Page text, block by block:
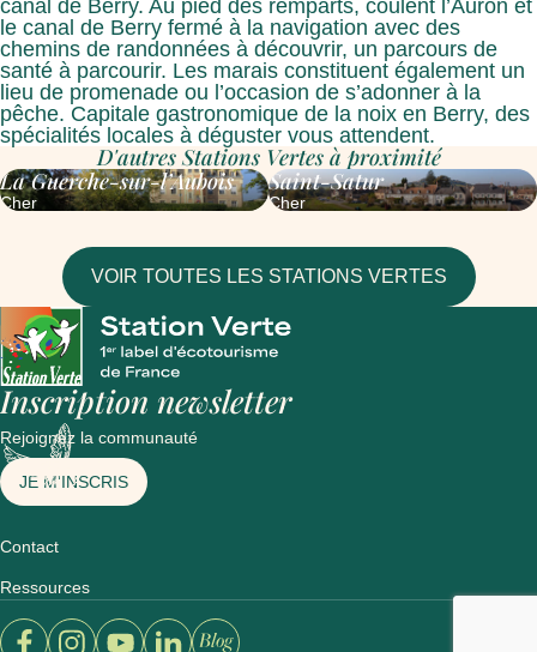
canal de Berry. Au pied des remparts, coulent l’Auron et
le canal de Berry fermé à la navigation avec des
chemins de randonnées à découvrir, un parcours de
santé à parcourir. Les marais constituent également un
lieu de promenade ou l’occasion de s’adonner à la
pêche. Capitale gastronomique de la noix en Berry, des
spécialités locales à déguster vous attendent.
D'autres Stations Vertes à proximité
La Guerche-sur-l’Aubois
Cher
Saint-Satur
Cher
VOIR TOUTES LES STATIONS VERTES
Inscription newsletter
Rejoignez la communauté
JE M'INSCRIS
Contact
Ressources
Ouvrir un nouvel onglet sur le site : facebook
Ouvrir un nouvel onglet sur le site : instagram
Ouvrir un nouvel onglet sur le site : youtube
Ouvrir un nouvel onglet sur le site : linkedin
Ouvrir un nouvel onglet sur le site : blog